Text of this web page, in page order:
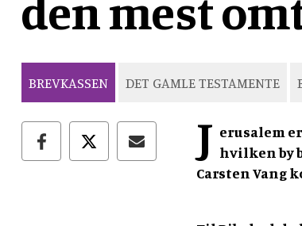
den mest
BREVKASSEN DET GAMLE TESTAMENTE
J erusalem
hvilken by
Carsten Vang